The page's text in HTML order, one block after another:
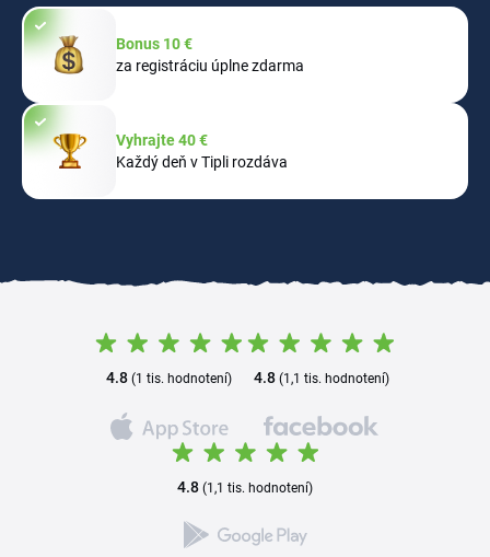
Bonus 10 €
za registráciu úplne zdarma
Vyhrajte 40 €
Každý deň v Tipli rozdáva
4.8 (1 tis. hodnotení) 4.8(1,1 tis. hodnotení)
4.8 (1,1 tis. hodnotení)